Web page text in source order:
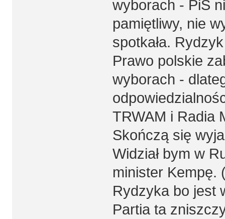
wyborach - PiS
pamiętliwy, nie
spotkała.
Prawo polskie
wyborach -
TRWAM i Radia
Skończą się
Widział bym w
minister Kempę.
Rydzyka bo jest
Partia ta